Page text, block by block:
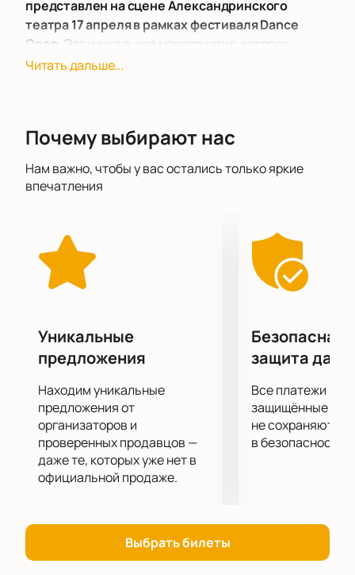
представлен на сцене Александринского
театра 17 апреля в рамках фестиваля Dance
Open . Это уникальное мероприятие, которое
погрузит зрителей в мир восточной культуры и
деликатностью и чувственностью. Она использует
древнекитайской идее о построении мира. Самый
яркий символ спектакля - большой круг, который
символ раскрывает романтическую идею
спектакля: «Если конец - это начало, то мы
обязательно встретимся снова».
Иероглиф «宿» стал основой для создания
с людьми в аэропортах и поездах, а также
переездами в новые места. Она задумалась о том,
что означает путь назад и как мы сохраняем
воспоминания о будущем. Именно эти
размышления нашли свое отражение в балете
«Круг небесный».
Приобрести билеты на это захватывающее
мероприятие можно на нашем сайте.
Не упустите возможность окунуться в уникальную
высоким искусством балета.
Читать дальше...
Почему выбирают нас
Нам важно, чтобы у вас остались только яркие
впечатления
Уникальные
предложения
Находим уникальные
предложения от
организаторов и
проверенных продавцов —
даже те, которых уже нет в
официальной продаже.
Безопасная
защита
Все платежи
защищённые
не сохраняются
в безопасности.
Выбрать билеты